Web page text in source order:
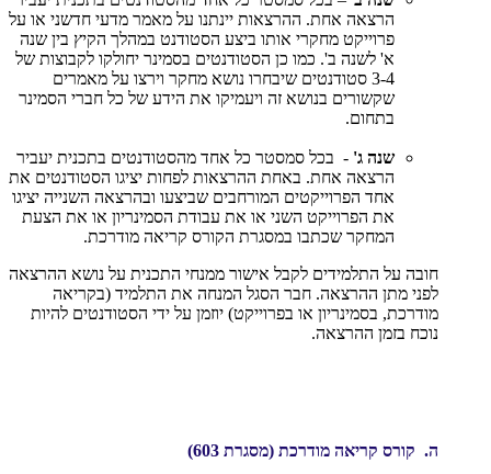
הרצאה אחת. ההרצאות יינתנו על מאמר מדעי חדשני או על
פרוייקט מחקרי אותו ביצע הסטודנט במהלך הקיץ בין שנה
א' לשנה ב'. כמו כן הסטודנטים בסמינר יחולקו לקבוצות של
3-4 סטודנטים שיבחרו נושא מחקר וירצו על מאמרים
שקשורים בנושא זה ויעמיקו את הידע של כל חברי הסמינר
בתחום.
שנה ג' - בכל סמסטר כל אחד מהסטודנטים בתכנית יעביר
הרצאה אחת. באחת ההרצאות לפחות יציגו הסטודנטים את
אחד הפרוייקטים המורחבים שביצעו ובהרצאה השנייה יציגו
את הפרוייקט השני או את עבודת הסמינריון או את הצעת
המחקר שכתבו במסגרת הקורס קריאה מודרכת.
חובה על התלמידים לקבל אישור ממנחי התכנית על נושא ההרצאה
לפני מתן ההרצאה. חבר הסגל המנחה את התלמיד (בקריאה
מודרכת, בסמינריון או בפרוייקט) יוזמן על ידי הסטודנטים להיות
נוכח בזמן ההרצאה.
ה. קורס קריאה מודרכת (מסגרת 603)